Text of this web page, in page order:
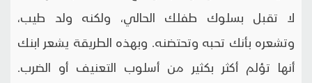
لا تقبل بسلوك طفلك الحالي، ولكنه ولد طيب،
وتشعره بأنك تحبه وتحتضنه. وبهذه الطريقة يشعر ابنك
أنها تؤلم أكثر بكثير من أسلوب التعنيف أو الضرب.